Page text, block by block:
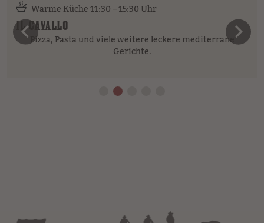
Warme Küche 11:30 – 15:30 Uhr
IL CAVALLO
Pizza, Pasta und viele weitere leckere mediterrane
Gerichte.
vorheriges Element